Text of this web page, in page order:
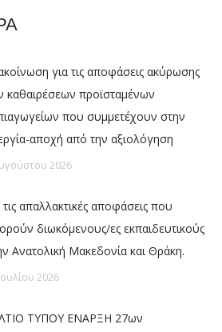
για τις αποφάσεις ακύρωσης
καθαιρέσεων προϊσταμένων
που συμμετέχουν στην
αποχή από την αξιολόγηση
2026
τις απαλλακτικές αποφάσεις που
διωκόμενους/ες εκπαιδευτικούς
Ανατολική Μακεδονία και Θράκη.
2026
ΤΥΠΟΥ ΕΝΑΡΞΗ 27ων